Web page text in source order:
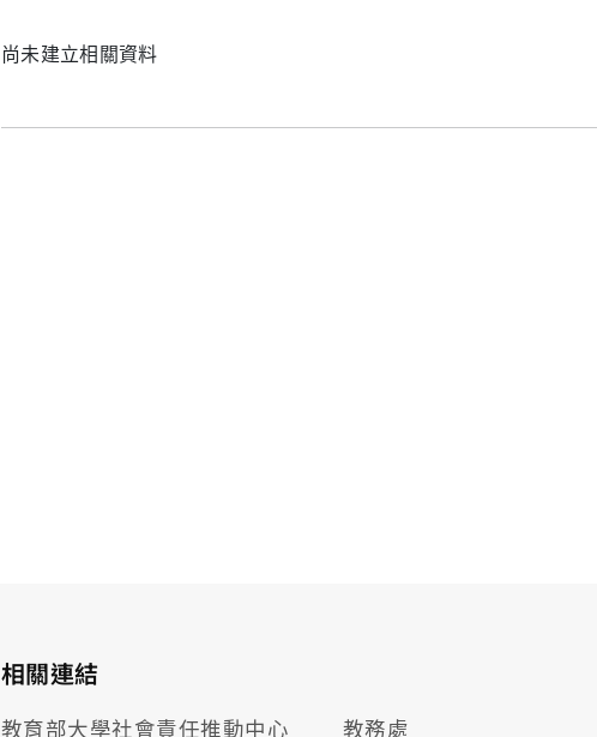
尚未建立相關資料
相關連結
教育部大學社會責任推動中心 教務處